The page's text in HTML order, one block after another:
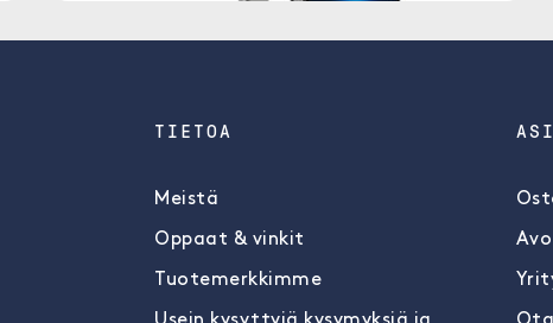
TIETOA
Meistä
Oppaat & vinkit
Tuotemerkkimme